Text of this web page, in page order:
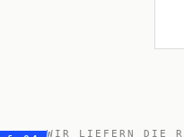
WIR LIEFERN DIE